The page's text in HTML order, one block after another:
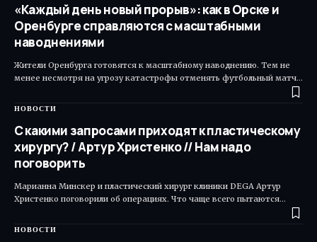
«Каждый день новый прорыв»: как в Орске и
Оренбурге справляются с масштабными
наводнениями
Жители Оренбурга готовятся к масштабному наводнению. Тем не
менее несмотря на угрозу катастрофы отменять футбольный матч…
НОВОСТИ
С какими запросами приходят к пластическому
хирургу? / Артур Христенко // Нам надо
поговорить
Марианна Минскер и пластический хирург клиники DEGA Артур
Христенко поговорили об операциях. Что чаще всего пытаются…
НОВОСТИ